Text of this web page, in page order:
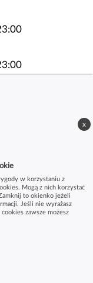
w korzystaniu z
Mogą z nich korzystać
to okienko jeżeli
Jeśli nie wyrażasz
zawsze możesz
x